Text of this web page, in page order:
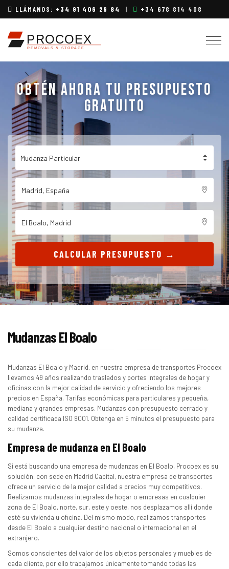
LLÁMANOS: +34 91 406 29 84 | +34 678 814 408
OBTÉN AHORA TU PRESUPUESTO
GRATUITO
CALCULAR PRESUPUESTO →
Mudanzas El Boalo
Mudanzas El Boalo y Madrid, en nuestra empresa de transportes Procoex
llevamos 49 años realizando traslados y portes integrales de hogar y
oficinas con la mejor calidad de servicio y ofreciendo los mejores
precios en España. Tarifas económicas para particulares y pequeña,
mediana y grandes empresas. Mudanzas con presupuesto cerrado y
calidad certificada ISO 9001. Obtenga en 5 minutos el presupuesto para
su mudanza.
Empresa de mudanza en El Boalo
Si está buscando una empresa de mudanzas en El Boalo, Procoex es su
solución, con sede en Madrid Capital, nuestra empresa de transportes
ofrece un servicio de la mejor calidad a precios muy competitivos.
Realizamos mudanzas integrales de hogar o empresas en cualquier
zona de El Boalo, norte, sur, este y oeste, nos desplazamos allí donde
esté su vivienda u oficina. Del mismo modo, realizamos transportes
desde El Boalo a cualquier destino nacional o internacional en el
extranjero.
Somos conscientes del valor de los objetos personales y muebles de
cada cliente, por ello trabajamos únicamente tomando todas las